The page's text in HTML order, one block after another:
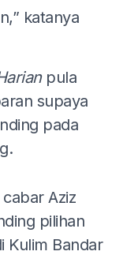
katanya
pula
supaya
pada
cabar Aziz
pilihan
Kulim Bandar